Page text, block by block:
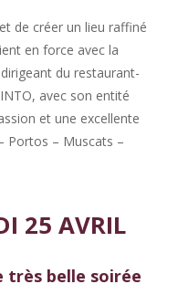
de créer un lieu raffiné
en force avec la
du restaurant-
avec son entité
et une excellente
Portos – Muscats –
25 AVRIL
très belle soirée